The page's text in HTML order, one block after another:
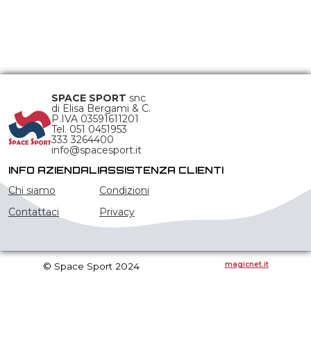
SPACE SPORT snc
di Elisa Bergami & C.
P.IVA 03591611201
Tel. 051 0451953
333 3264400
info@spacesport.it
INFO AZIENDALI
Chi siamo
Contattaci
ASSISTENZA CLIENTI
Condizioni
Privacy
© Space Sport 2024 magicnet.it